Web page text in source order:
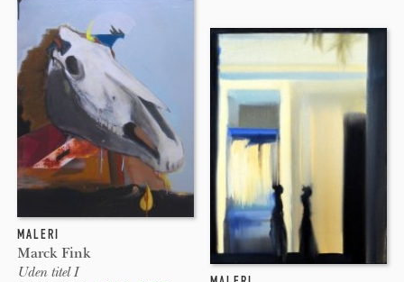
MALERI
Marck Fink
Uden titel I